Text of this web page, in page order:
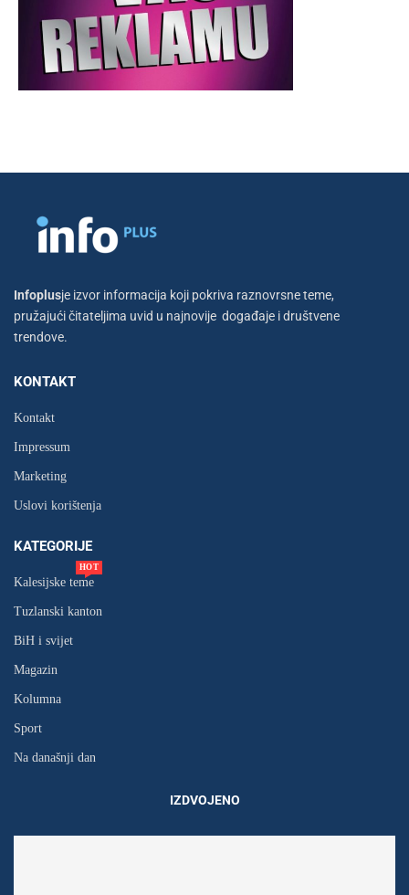
Infoplusje izvor informacija koji pokriva raznovrsne teme,
pružajući čitateljima uvid u najnovije događaje i društvene
trendove.
KONTAKT
Kontakt
Impressum
Marketing
Uslovi korištenja
KATEGORIJE
Kalesijske teme
HOT
Tuzlanski kanton
BiH i svijet
Magazin
Kolumna
Sport
Na današnji dan
IZDVOJENO